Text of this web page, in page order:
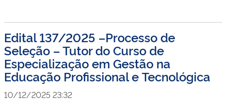
Edital 137/2025 –Processo de
Seleção – Tutor do Curso de
Especialização em Gestão na
Educação Profissional e Tecnológica
10/12/2025 23:32